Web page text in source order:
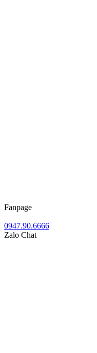
Fanpage
0947.90.6666
Zalo Chat